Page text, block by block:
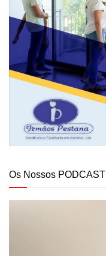
Os Nossos PODCAST